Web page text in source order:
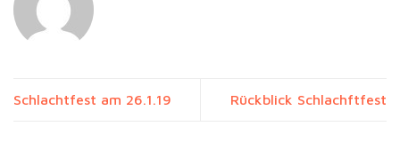
Schlachtfest am 26.1.19 Rückblick Schlachftfest